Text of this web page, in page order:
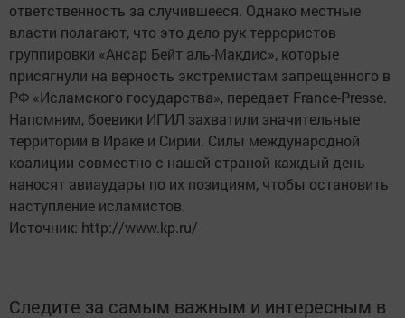
ответственность за случившееся. Однако местные
власти полагают, что это дело рук террористов
группировки «Ансар Бейт аль-Макдис», которые
присягнули на верность экстремистам запрещенного в
РФ «Исламского государства», передает France-Presse.
Напомним, боевики ИГИЛ захватили значительные
территории в Ираке и Сирии. Силы международной
коалиции совместно с нашей страной каждый день
наносят авиаудары по их позициям, чтобы остановить
наступление исламистов.
Источник: http://www.kp.ru/
Следите за самым важным и интересным в